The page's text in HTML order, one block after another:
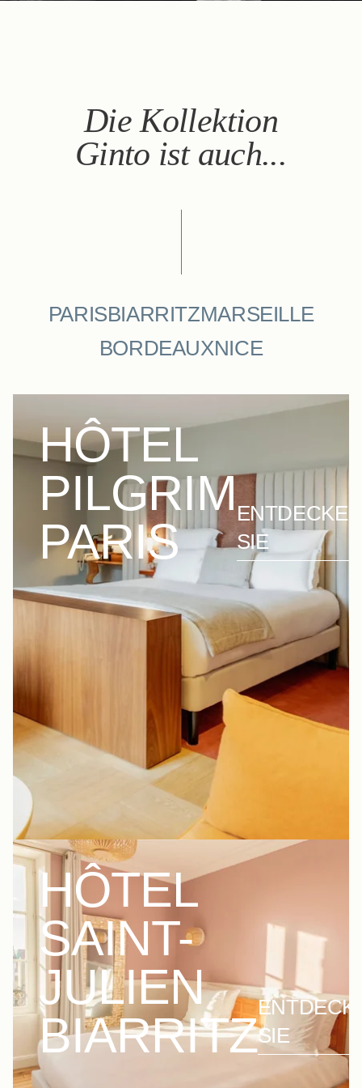
Die Kollektion
Ginto ist auch...
PARISBIARRITZMARSEILLE
BORDEAUXNICE
HÔTEL
PILGRIM
PARIS
SIE
HÔTEL
SAINT-
JULIEN
BIARRITZSIE